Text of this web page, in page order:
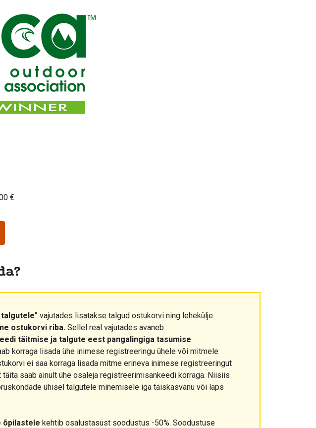
€
vajutades lisatakse talgud ostukorvi ning lehekülje
ostukorvi riba. Sellel real vajutades avaneb
täitmise ja talgute eest pangalingiga tasumise
korraga lisada ühe inimese registreeringu ühele või mitmele
ei saa korraga lisada mitme erineva inimese registreeringut
saab ainult ühe osaleja registreerimisankeedi korraga. Niisiis
ühisel talgutele minemisele iga täiskasvanu või laps
õpilastele kehtib osalustasust soodustus -50%. Soodustuse